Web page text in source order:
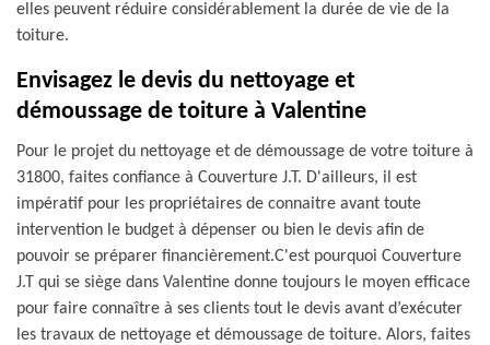
elles peuvent réduire considérablement la durée de vie de la
toiture.
Envisagez le devis du nettoyage et
démoussage de toiture à Valentine
Pour le projet du nettoyage et de démoussage de votre toiture à
31800, faites confiance à Couverture J.T. D'ailleurs, il est
impératif pour les propriétaires de connaitre avant toute
intervention le budget à dépenser ou bien le devis afin de
pouvoir se préparer financièrement.C'est pourquoi Couverture
J.T qui se siège dans Valentine donne toujours le moyen efficace
pour faire connaître à ses clients tout le devis avant d’exécuter
les travaux de nettoyage et démoussage de toiture. Alors, faites